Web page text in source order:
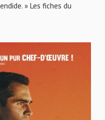
» Les fiches du